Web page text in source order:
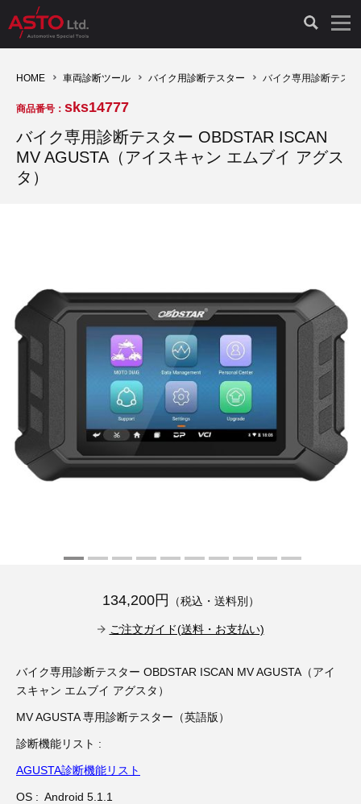
診断機（16）
キープログラマー（4）
オプション品（17）
TPMS（4）
その他（9）
診断テスター（10）
キープログラマー（20）
安定化電源ユニット（8）
バッテリーテスター（4）
古い車両用診断テスター（10）
バイク用診断テスター（7）
その他（20）
HCB TOOLS（45）
AST TOOLS（51）
ドイツ車（211）
イタリア/フランス車（27）
イギリス車（23）
スウェーデン車（20）
バッテリーチャージャー（4）
ディーゼルインジェクター&グロープラグ ツール（7）
ホイールロック取り外しツール（6）
3D プリンターペン（8）
オシロスコープ（2）
オシロ関連商品（9）
その他（8）
ドイツ車（427）
イタリア/フランス車（145）
スウェーデン車（45）
日本車（40）
ロシア（8）
ブレーキキャリパーリペアキット（368）
その他（12）
現品修理（77）
リビルト品（58）
イモビライザーOFF（1）
その他（6）
オシロスコープ（10）
アクセサリー（13）
HOME 車両診断ツール バイク用診断テスター バイク専用診断テス
商品番号： sks14777
バイク専用診断テスター OBDSTAR ISCAN
MV AGUSTA（アイスキャン エムブイ アグス
タ）
134,200円 （税込・送料別）
ご注文ガイド(送料・お支払い)
バイク専用診断テスター OBDSTAR ISCAN MV AGUSTA（アイ
スキャン エムブイ アグスタ）
MV AGUSTA 専用診断テスター（英語版）
診断機能リスト :
AGUSTA診断機能リスト
OS : Android 5.1.1